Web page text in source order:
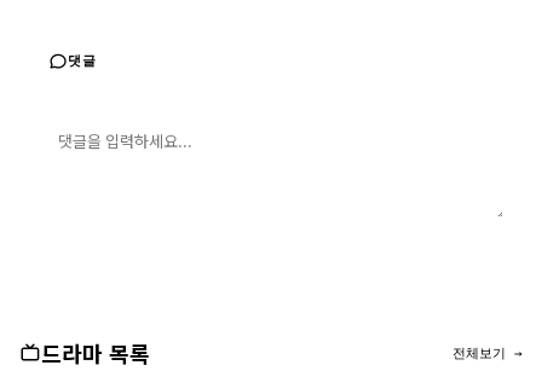
댓글
드라마 목록 전체보기 →